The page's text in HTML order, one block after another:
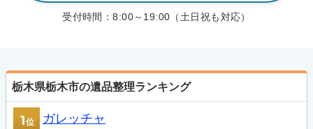
受付時間：8:00～19:00（土日祝も対応）
栃木県栃木市の遺品整理ランキング
1位 ガレッチャ